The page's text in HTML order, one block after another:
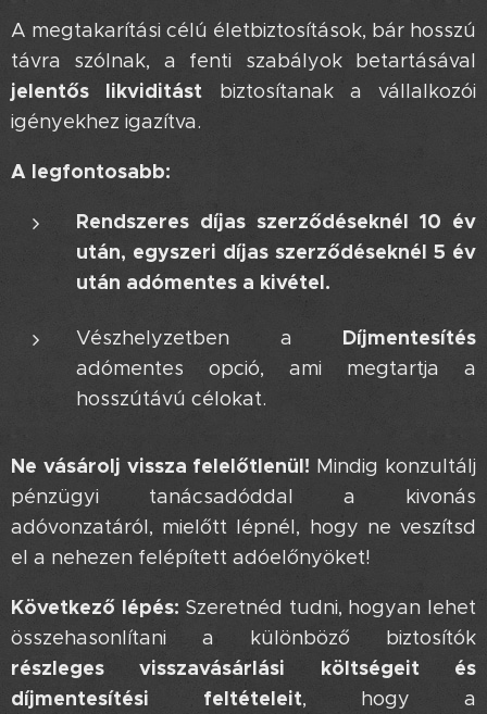
A megtakarítási célú életbiztosítások, bár hosszú
távra szólnak, a fenti szabályok betartásával
jelentős likviditást biztosítanak a vállalkozói
igényekhez igazítva.
A legfontosabb:
Rendszeres díjas szerződéseknél 10 év
után, egyszeri díjas szerződéseknél 5 év
után adómentes a kivétel.
Vészhelyzetben a Díjmentesítés
adómentes opció, ami megtartja a
hosszútávú célokat.
Ne vásárolj vissza felelőtlenül! Mindig konzultálj
pénzügyi tanácsadóddal a kivonás
adóvonzatáról, mielőtt lépnél, hogy ne veszítsd
el a nehezen felépített adóelőnyöket!
Következő lépés: Szeretnéd tudni, hogyan lehet
összehasonlítani a különböző biztosítók
részleges visszavásárlási költségeit és
díjmentesítési feltételeit, hogy a